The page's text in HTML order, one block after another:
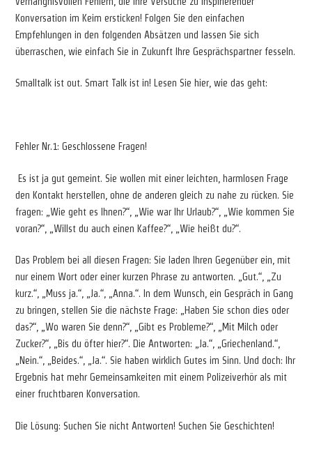
Konversation im Keim ersticken! Folgen Sie den einfachen
Empfehlungen in den folgenden Absätzen und lassen Sie sich
überraschen, wie einfach Sie in Zukunft Ihre Gesprächspartner fesseln.
Smalltalk ist out. Smart Talk ist in! Lesen Sie hier, wie das geht:
Fehler Nr.1: Geschlossene Fragen!
Es ist ja gut gemeint. Sie wollen mit einer leichten, harmlosen Frage
den Kontakt herstellen, ohne de anderen gleich zu nahe zu rücken. Sie
fragen: „Wie geht es Ihnen?“, „Wie war Ihr Urlaub?“, „Wie kommen Sie
voran?“, „Willst du auch einen Kaffee?“, „Wie heißt du?“.
Das Problem bei all diesen Fragen: Sie laden Ihren Gegenüber ein, mit
nur einem Wort oder einer kurzen Phrase zu antworten. „Gut.“, „Zu
kurz.“, „Muss ja.“, „Ja.“, „Anna.“. In dem Wunsch, ein Gespräch in Gang
zu bringen, stellen Sie die nächste Frage: „Haben Sie schon dies oder
das?“, „Wo waren Sie denn?“, „Gibt es Probleme?“, „Mit Milch oder
Zucker?“, „Bis du öfter hier?“. Die Antworten: „Ja.“, „Griechenland.“,
„Nein.“, „Beides.“, „Ja.“. Sie haben wirklich Gutes im Sinn. Und doch: Ihr
Ergebnis hat mehr Gemeinsamkeiten mit einem Polizeiverhör als mit
einer fruchtbaren Konversation.
Die Lösung: Suchen Sie nicht Antworten! Suchen Sie Geschichten!